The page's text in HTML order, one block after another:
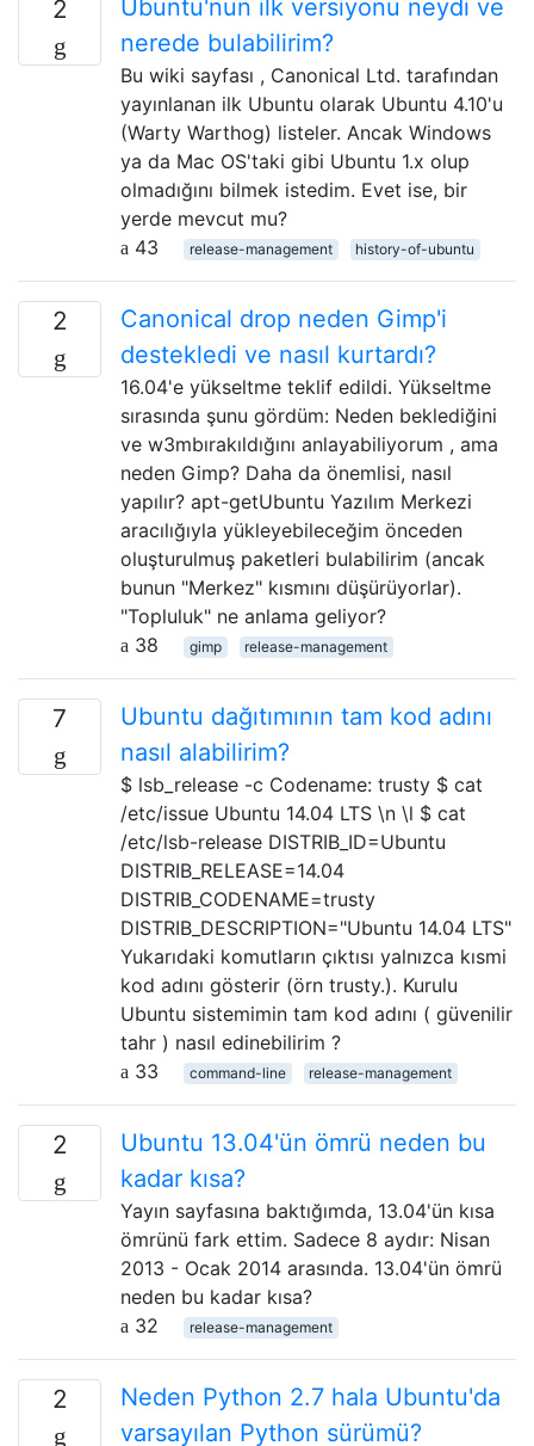
2
Ubuntu'nun ilk versiyonu neydi ve
nerede bulabilirim?
Bu wiki sayfası , Canonical Ltd. tarafından
yayınlanan ilk Ubuntu olarak Ubuntu 4.10'u
(Warty Warthog) listeler. Ancak Windows
ya da Mac OS'taki gibi Ubuntu 1.x olup
olmadığını bilmek istedim. Evet ise, bir
yerde mevcut mu?
43
release-management history-of-ubuntu
2
Canonical drop neden Gimp'i
destekledi ve nasıl kurtardı?
16.04'e yükseltme teklif edildi. Yükseltme
sırasında şunu gördüm: Neden beklediğini
ve w3mbırakıldığını anlayabiliyorum , ama
neden Gimp? Daha da önemlisi, nasıl
yapılır? apt-getUbuntu Yazılım Merkezi
aracılığıyla yükleyebileceğim önceden
oluşturulmuş paketleri bulabilirim (ancak
bunun "Merkez" kısmını düşürüyorlar).
"Topluluk" ne anlama geliyor?
38
gimp release-management
7
Ubuntu dağıtımının tam kod adını
nasıl alabilirim?
$ lsb_release -c Codename: trusty $ cat
/etc/issue Ubuntu 14.04 LTS \n \l $ cat
/etc/lsb-release DISTRIB_ID=Ubuntu
DISTRIB_RELEASE=14.04
DISTRIB_CODENAME=trusty
DISTRIB_DESCRIPTION="Ubuntu 14.04 LTS"
Yukarıdaki komutların çıktısı yalnızca kısmi
kod adını gösterir (örn trusty.). Kurulu
Ubuntu sistemimin tam kod adını ( güvenilir
tahr ) nasıl edinebilirim ?
33
command-line release-management
2
Ubuntu 13.04'ün ömrü neden bu
kadar kısa?
Yayın sayfasına baktığımda, 13.04'ün kısa
ömrünü fark ettim. Sadece 8 aydır: Nisan
2013 - Ocak 2014 arasında. 13.04'ün ömrü
neden bu kadar kısa?
32
release-management
2
Neden Python 2.7 hala Ubuntu'da
varsayılan Python sürümü?